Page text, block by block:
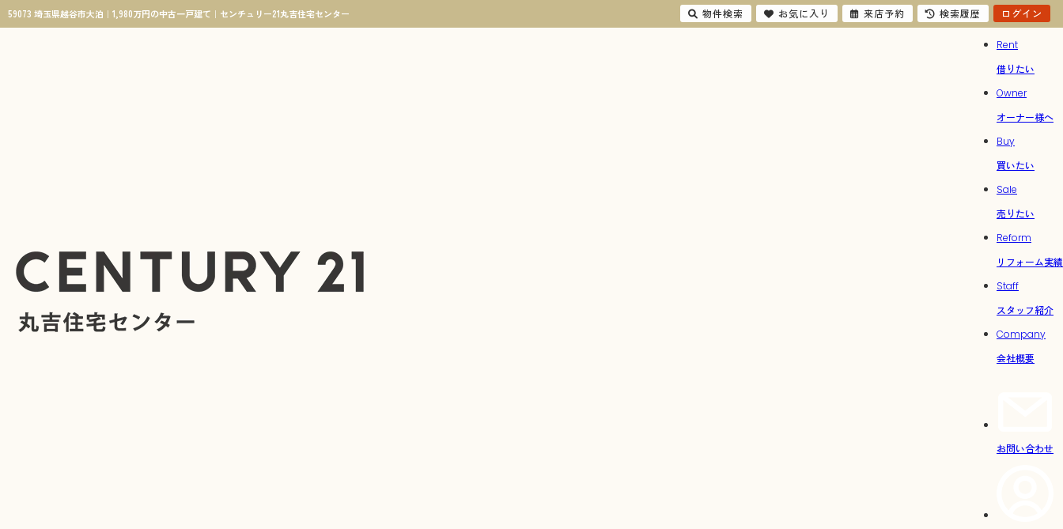
59073 埼玉県越谷市大泊｜1,980万円の中古一戸建て｜センチュリー21丸吉住宅センター
Rent
借りたい
Owner
オーナー様へ
Buy
買いたい
Sale
売りたい
Reform
リフォーム実績
Staff
スタッフ紹介
Company
会社概要
お問い合わせ
物件検索 お気に入り 来店予約 検索履歴 ログイン